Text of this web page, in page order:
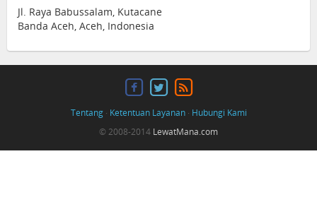
Jl. Raya Babussalam, Kutacane
Banda Aceh, Aceh, Indonesia
Tentang· Ketentuan Layanan· Hubungi Kami
© 2008-2014 LewatMana.com